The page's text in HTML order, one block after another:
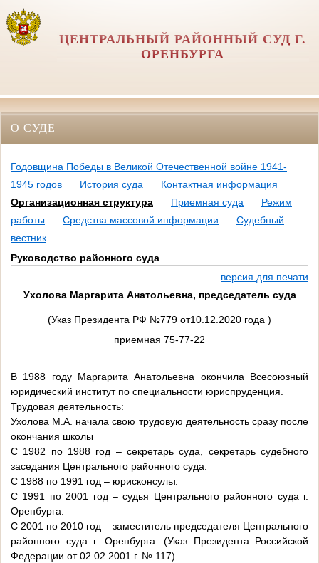
ЦЕНТРАЛЬНЫЙ РАЙОННЫЙ СУД Г.
ОРЕНБУРГА
О СУДЕ
Годовщина Победы в Великой Отечественной войне 1941-
1945 годов
История суда
Контактная информация
Организационная структура
Приемная суда
Режим
работы
Средства массовой информации
Судебный
вестник
Руководство районного суда
версия для печати
Ухолова Маргарита Анатольевна, председатель суда
(Указ Президента РФ №779 от10.12.2020 года )
приемная 75-77-22
В 1988 году Маргарита Анатольевна окончила Всесоюзный
юридический институт по специальности юриспруденция.
Трудовая деятельность:
Ухолова М.А. начала свою трудовую деятельность сразу после
окончания школы
С 1982 по 1988 год – секретарь суда, секретарь судебного
заседания Центрального районного суда.
С 1988 по 1991 год – юрисконсульт.
С 1991 по 2001 год – судья Центрального районного суда г.
Оренбурга.
С 2001 по 2010 год – заместитель председателя Центрального
районного суда г. Оренбурга. (Указ Президента Российской
Федерации от 02.02.2001 г. № 117)